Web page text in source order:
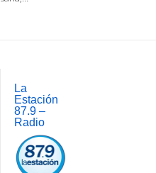
navigation
La
Estación
87.9 –
Radio